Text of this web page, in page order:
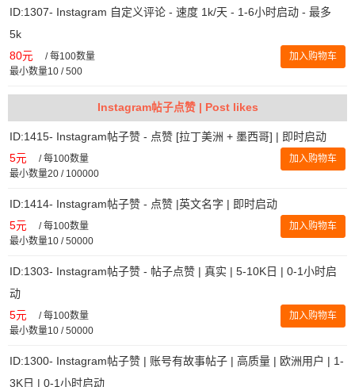
ID:1307- Instagram 自定义评论 - 速度 1k/天 - 1-6小时启动 - 最多
5k
80元 /每100数量
最小数量10 / 500
加入购物车
Instagram帖子点赞 | Post likes
ID:1415- Instagram帖子赞 - 点赞 [拉丁美洲 + 墨西哥] | 即时启动
5元 /每100数量
最小数量20 / 100000
加入购物车
ID:1414- Instagram帖子赞 - 点赞 |英文名字 | 即时启动
5元 /每100数量
最小数量10 / 50000
加入购物车
ID:1303- Instagram帖子赞 - 帖子点赞 | 真实 | 5-10K日 | 0-1小时启
动
5元 /每100数量
最小数量10 / 50000
加入购物车
ID:1300- Instagram帖子赞 | 账号有故事帖子 | 高质量 | 欧洲用户 | 1-
3K日 | 0-1小时启动